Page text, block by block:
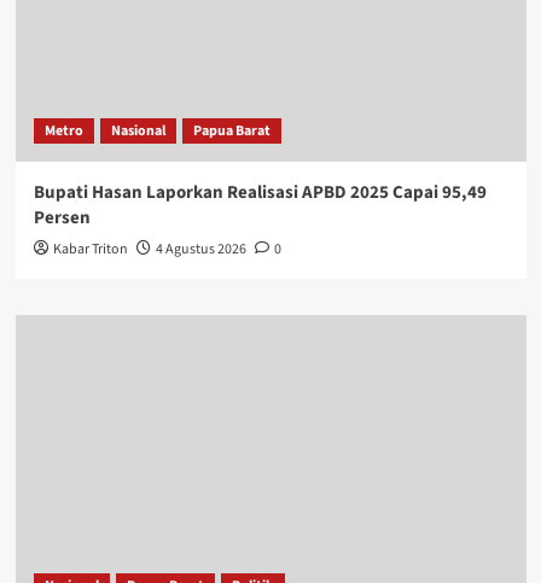
Metro Nasional Papua Barat
Bupati Hasan Laporkan Realisasi APBD 2025 Capai 95,49
Persen
Kabar Triton 4 Agustus 2026 0